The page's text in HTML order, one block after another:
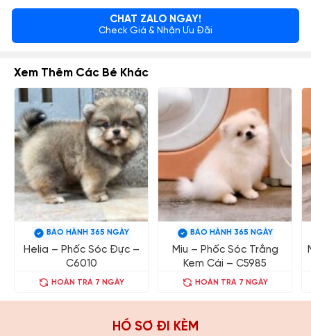
CHAT ZALO NGAY!
Check Giá & Nhận Ưu Đãi
Xem Thêm Các Bé Khác
BẢO HÀNH 365 NGÀY
Helia – Phốc Sóc Đực –
C6010
HOÀN TRẢ 7 NGÀY
BẢO HÀNH 365 NGÀY
Miu – Phốc Sóc Trắng
Kem Cái – C5985
HOÀN TRẢ 7 NGÀY
HỒ SƠ ĐI KÈM